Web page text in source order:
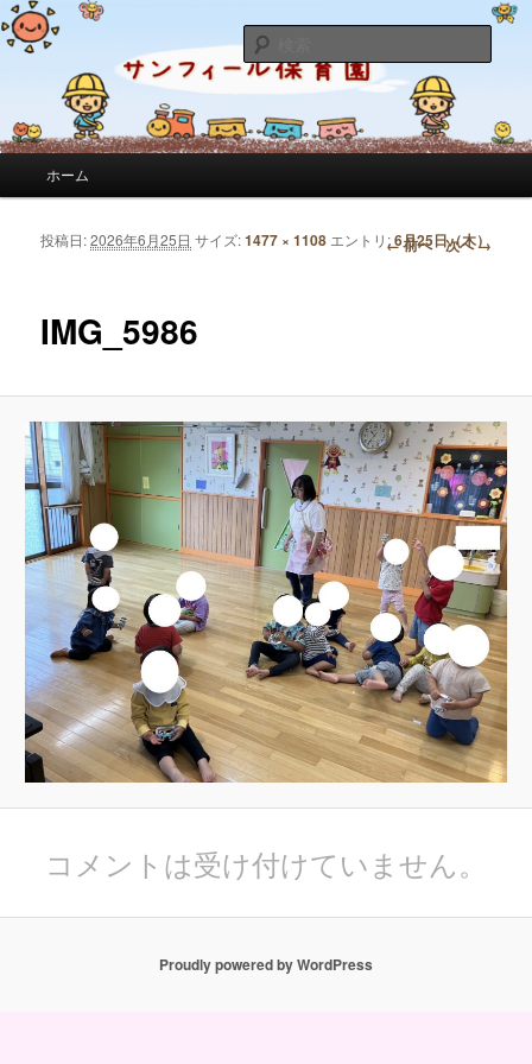
サンフィール保育園のブログ
サンフィール保育園のせんせいのブログです。園の日常を綴っています。
索
メインコンテンツへ移動
サブコンテンツへ移動
ホーム
画像ナビゲーション ← 前へ 次へ →
IMG_5986
投稿日:2026年6月25日 サイズ:1477 × 1108 エントリ:6月25日（木）
コメントは受け付けていません。
Proudly powered by WordPress